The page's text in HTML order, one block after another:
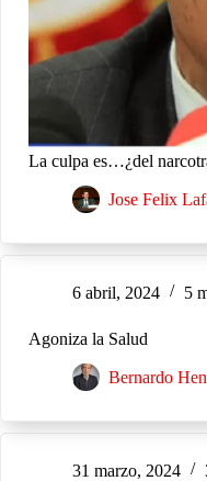
La culpa es…¿del
Jose Felix
6 abril, 2024 5
Agoniza la Salud
Bernardo
31 marzo, 2024